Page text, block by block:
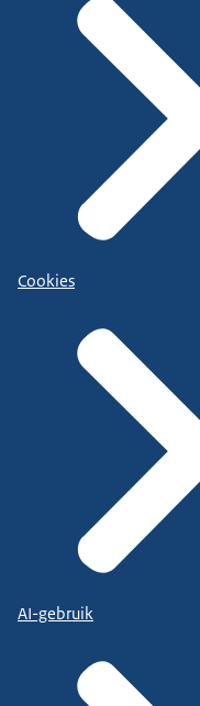
Cookies
AI-gebruik